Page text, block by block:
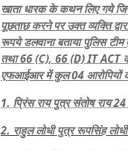
खाता धारक के कथन लिए गये
पूछताछ करने पर उक्त व्यक्ति
रूपये डलवाना बताया पुलिस
तथा 66 (C), 66 (D) IT ACT
एफआईआर में कुल 04 आरोपियों
1. प्रिंस राय पुत्र संतोष राय 24
2. राहुल लोधी पुत्र रूपसिंह